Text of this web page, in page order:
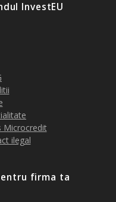
InvestEU
Microcredit
ilegal
firma ta